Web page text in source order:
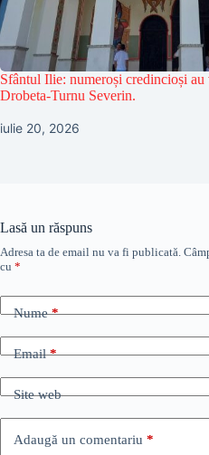
Sfântul Ilie: numeroși credincioși
Drobeta-Turnu Severin.
iulie 20, 2026
Lasă un răspuns
Adresa ta de email nu va fi publicată.
cu *
Nume*
Email*
Site web
Adaugă un comentariu *